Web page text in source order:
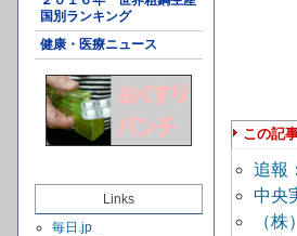
国別ランキング
健康・医療ニュース
Links
毎日.jp
この記
追報
中央
（